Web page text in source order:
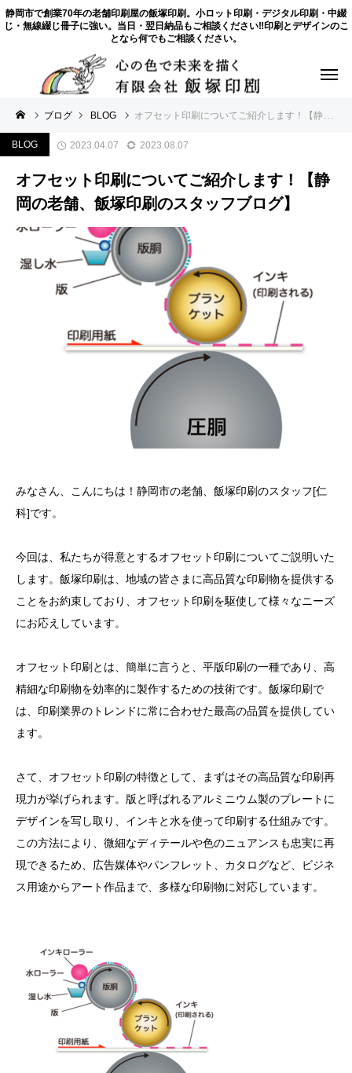
静岡市で創業70年の老舗印刷屋の飯塚印刷。小ロット印刷・デジタル印刷・中綴
じ・無線綴じ冊子に強い。当日・翌日納品もご相談ください‼印刷とデザインのこ
となら何でもご相談ください。
ブログ BLOG オフセット印刷についてご紹介します！【静岡の老舗、飯塚印刷のスタッフブログ】
BLOG 2023.04.07 2023.08.07
オフセット印刷についてご紹介します！【静
岡の老舗、飯塚印刷のスタッフブログ】
みなさん、こんにちは！静岡市の老舗、飯塚印刷のスタッフ[仁
科]です。
今回は、私たちが得意とするオフセット印刷についてご説明いた
します。飯塚印刷は、地域の皆さまに高品質な印刷物を提供する
ことをお約束しており、オフセット印刷を駆使して様々なニーズ
にお応えしています。
オフセット印刷とは、簡単に言うと、平版印刷の一種であり、高
精細な印刷物を効率的に製作するための技術です。飯塚印刷で
は、印刷業界のトレンドに常に合わせた最高の品質を提供してい
ます。
さて、オフセット印刷の特徴として、まずはその高品質な印刷再
現力が挙げられます。版と呼ばれるアルミニウム製のプレートに
デザインを写し取り、インキと水を使って印刷する仕組みです。
この方法により、微細なディテールや色のニュアンスも忠実に再
現できるため、広告媒体やパンフレット、カタログなど、ビジネ
ス用途からアート作品まで、多様な印刷物に対応しています。